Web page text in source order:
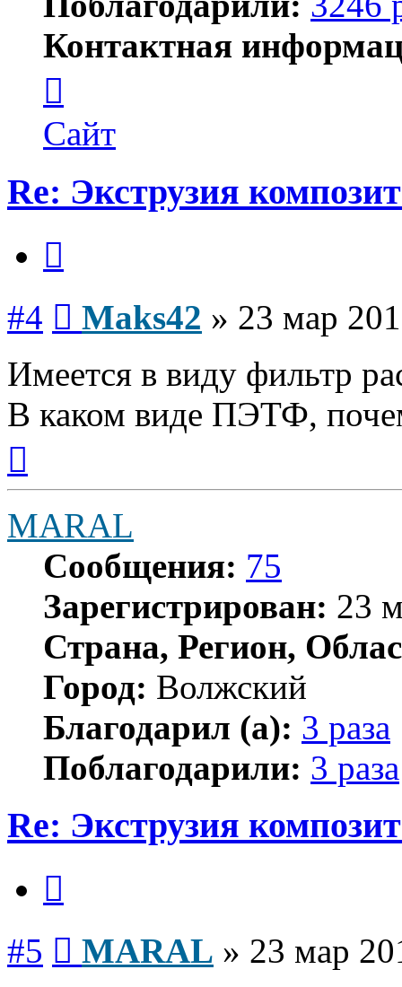
Контактная
пользователя
Maks42
Сайт
Re: Экструзия
#4 Maks42 » 23 мар
Имеется в виду фильтр
В каком виде ПЭТФ,
началу
MARAL
Сообщения: 75
Зарегистрирован: 23
Страна, Регион,
Город: Волжский
Благодарил (а): 3 раза
Поблагодарили: 3 раза
Re: Экструзия
#5 MARAL » 23 мар